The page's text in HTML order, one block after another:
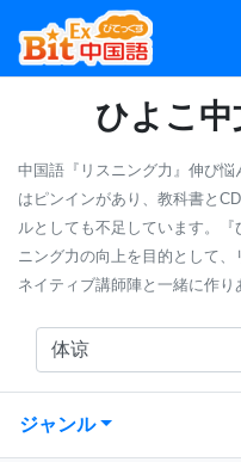
ひよこ
中国語『リスニング力』伸び
はピンインがあり、教科書と
ルとしても不足しています。
ニング力の向上を目的として
ネイティブ講師陣と一緒に作り
ジャンル